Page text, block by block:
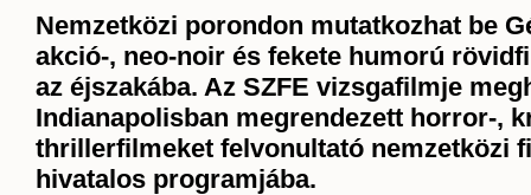
Nemzetközi porondon mutatkozhat be
akció-, neo-noir és fekete humorú
az éjszakába. Az SZFE vizsgafilmje
Indianapolisban megrendezett horror-,
thrillerfilmeket felvonultató nemzetközi
hivatalos programjába.